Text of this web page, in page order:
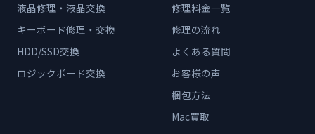
液晶修理・液晶交換
キーボード修理・交換
HDD/SSD交換
ロジックボード交換
修理料金一覧
修理の流れ
よくある質問
お客様の声
梱包方法
Mac買取